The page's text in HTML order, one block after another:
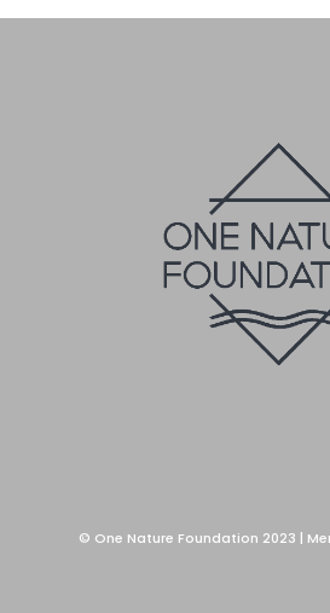
© One Nature Foundation 2023 |